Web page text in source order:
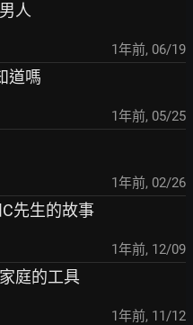
人
1年前, 06/19
道嗎
1年前, 05/25
1年前, 02/26
先生的故事
1年前, 12/09
庭的工具
1年前, 11/12